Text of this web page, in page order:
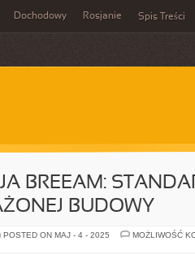
Dochodowy Rosjanie Spis Treści
BREEAM:
BUDOWY
POSTED ON MAJ - 4 - 2025
MOŻLIWOŚĆ